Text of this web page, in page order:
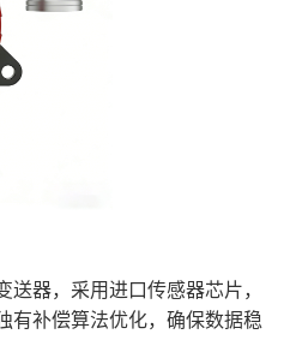
送器，采用进口传感器芯片，
有补偿算法优化，确保数据稳